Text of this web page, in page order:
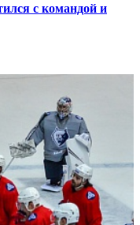
с командой и